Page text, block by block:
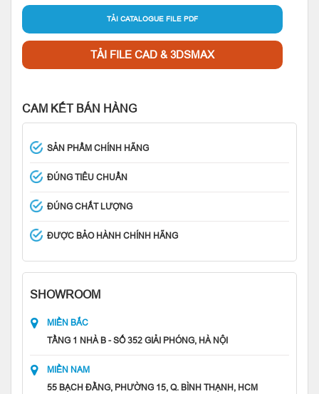
TẢI CATALOGUE FILE PDF
TẢI FILE CAD & 3DSMAX
CAM KẾT BÁN HÀNG
SẢN PHẨM CHÍNH HÃNG
ĐÚNG TIÊU CHUẨN
ĐÚNG CHẤT LƯỢNG
ĐƯỢC BẢO HÀNH CHÍNH HÃNG
SHOWROOM
MIỀN BẮC
TẦNG 1 NHÀ B - SỐ 352 GIẢI PHÓNG, HÀ NỘI
MIỀN NAM
55 BẠCH ĐẰNG, PHƯỜNG 15, Q. BÌNH THẠNH, HCM